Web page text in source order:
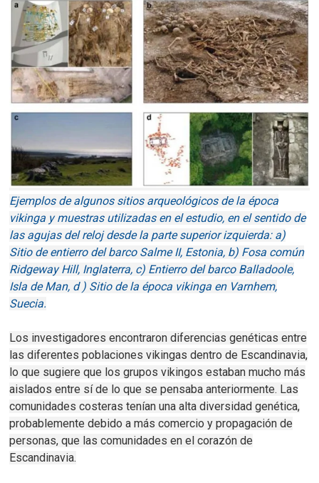
Ejemplos de algunos sitios arqueológicos de la época
vikinga y muestras utilizadas en el estudio, en el sentido de
las agujas del reloj desde la parte superior izquierda: a)
Sitio de entierro del barco Salme II, Estonia, b) Fosa común
Ridgeway Hill, Inglaterra, c) Entierro del barco Balladoole,
Isla de Man, d ) Sitio de la época vikinga en Varnhem,
Suecia.
Los investigadores encontraron diferencias genéticas entre
las diferentes poblaciones vikingas dentro de Escandinavia,
lo que sugiere que los grupos vikingos estaban mucho más
aislados entre sí de lo que se pensaba anteriormente. Las
comunidades costeras tenían una alta diversidad genética,
probablemente debido a más comercio y propagación de
personas, que las comunidades en el corazón de
Escandinavia.